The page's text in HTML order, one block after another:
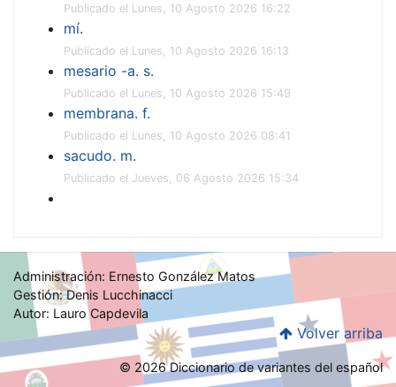
Publicado el Lunes, 10 Agosto 2026 16:22
mí.
Publicado el Lunes, 10 Agosto 2026 16:13
mesario -a. s.
Publicado el Lunes, 10 Agosto 2026 15:49
membrana. f.
Publicado el Lunes, 10 Agosto 2026 08:41
sacudo. m.
Publicado el Jueves, 06 Agosto 2026 15:34
Administración: Ernesto González Matos
Gestión: Denis Lucchinacci
Autor: Lauro Capdevila
Volver arriba
© 2026 Diccionario de variantes del español